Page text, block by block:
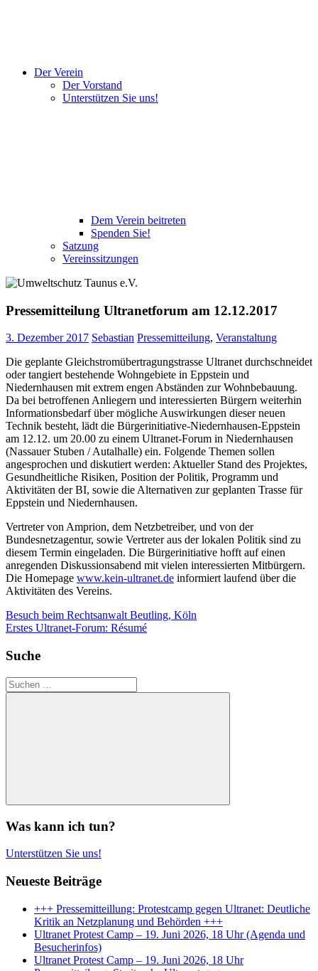
Der Verein
Der Vorstand
Unterstützen Sie uns!
Dem Verein beitreten
Spenden Sie!
Satzung
Vereinssitzungen
Pressemitteilung Ultranetforum am 12.12.2017
3. Dezember 2017 Sebastian Pressemitteilung, Veranstaltung
Die geplante Gleichstromübertragungstrasse Ultranet durchschneidet
oder tangiert bestehende Wohngebiete in Eppstein und
Niedernhausen mit extrem engen Abständen zur Wohnbebauung.
Da bei betroffenen Anliegern und interessierten Bürgern weiterhin
Informationsbedarf über mögliche Auswirkungen dieser neuen
Technik besteht, lädt die Bürgerinitiative-Niedernhausen-Eppstein
am 12.12. um 20.00 zu einem Ultranet-Forum in Niedernhausen
(Nassauer Stuben / Autalhalle) ein. Folgende Themen sollen
angesprochen und diskutiert werden: Aktueller Stand des Projektes,
Gesundheitliche Risiken, Position der Politik, Programm und
Aktivitäten der BI, sowie die Alternativen zur geplanten Trasse für
Eppstein und Niedernhausen.
Vertreter von Amprion, dem Netzbetreiber, und von der
Bundesnetzagentur, sowie Vertreter aus der lokalen Politik sind zu
diesem Termin eingeladen. Die Bürgerinitiative hofft auf einen
anregenden Diskussionsabend mit vielen interessierten Mitbürgern.
Die Homepage www.kein-ultranet.de informiert laufend über die
Aktivitäten des Vereins.
autalhalleultranetforum
Beitragsnavigation
Vorheriger
Beitrag:
Besuch beim Rechtsanwalt Beutling, Köln
Nächster
Erstes Ultranet-Forum: Ré­su­mé
Suche
Suchen
nach:
Suchen
Was kann ich tun?
Unterstützen Sie uns!
Neueste Beiträge
+++ Pressemitteillung: Protestcamp gegen Ultranet: Deutliche
Kritik an Netzplanung und Behörden +++
Ultranet Protest Camp – 19. Juni 2026, 18 Uhr (Agenda und
Besucherinfos)
Ultranet Protest Camp – 19. Juni 2026, 18 Uhr